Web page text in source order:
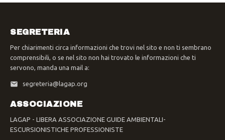
SEGRETERIA
Per chiarimenti circa informazioni che trovi nel sito e non ti sembrano
comprensibili, o se nel sito non hai trovato le informazioni che ti
servono, manda una mail a:
segreteria@lagap.org
ASSOCIAZIONE
LAGAP - LIBERA ASSOCIAZIONE GUIDE AMBIENTALI-
ESCURSIONISTICHE PROFESSIONISTE